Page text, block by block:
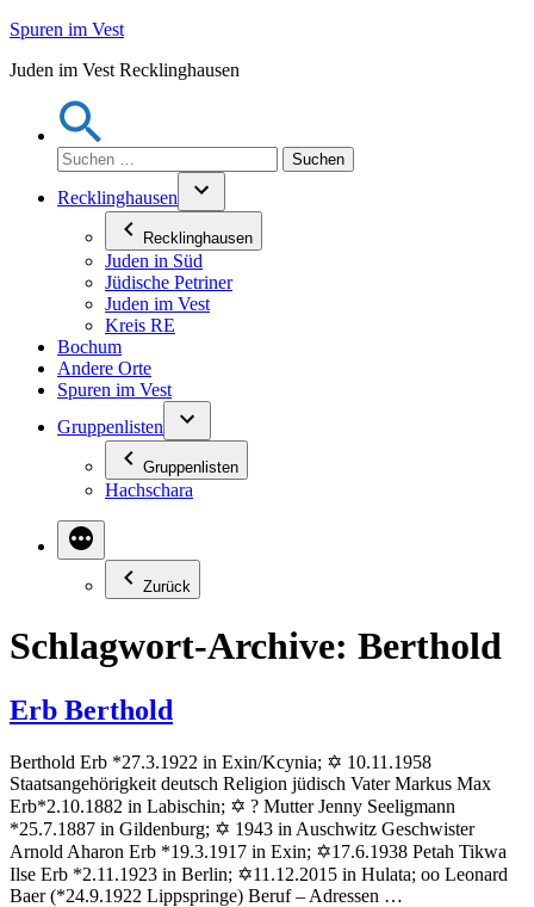
Zum
springen
Spuren im Vest
Juden im Vest Recklinghausen
Suchen
nach:
Recklinghausen
Recklinghausen
Juden in Süd
Jüdische Petriner
Juden im Vest
Kreis RE
Bochum
Andere Orte
Spuren im Vest
Gruppenlisten
Gruppenlisten
Hachschara
Zurück
Schlagwort-Archive: Berthold
Erb Berthold
Berthold Erb *27.3.1922 in Exin/Kcynia; ✡ 10.11.1958
Staatsangehörigkeit deutsch Religion jüdisch Vater Markus Max
Erb*2.10.1882 in Labischin; ✡ ? Mutter Jenny Seeligmann
*25.7.1887 in Gildenburg; ✡ 1943 in Auschwitz Geschwister
Arnold Aharon Erb *19.3.1917 in Exin; ✡17.6.1938 Petah Tikwa
Ilse Erb *2.11.1923 in Berlin; ✡11.12.2015 in Hulata; oo Leonard
Baer (*24.9.1922 Lippspringe) Beruf – Adressen …